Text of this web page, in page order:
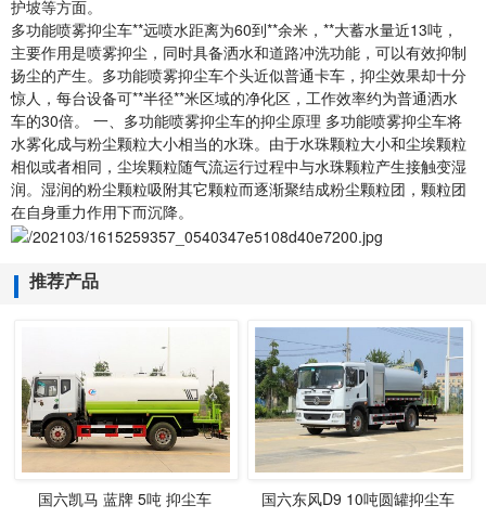
护坡等方面。
多功能喷雾抑尘车**远喷水距离为60到**余米，**大蓄水量近13吨，
主要作用是喷雾抑尘，同时具备洒水和道路冲洗功能，可以有效抑制
扬尘的产生。多功能喷雾抑尘车个头近似普通卡车，抑尘效果却十分
惊人，每台设备可**半径**米区域的净化区，工作效率约为普通洒水
车的30倍。 一、多功能喷雾抑尘车的抑尘原理 多功能喷雾抑尘车将
水雾化成与粉尘颗粒大小相当的水珠。由于水珠颗粒大小和尘埃颗粒
相似或者相同，尘埃颗粒随气流运行过程中与水珠颗粒产生接触变湿
润。湿润的粉尘颗粒吸附其它颗粒而逐渐聚结成粉尘颗粒团，颗粒团
在自身重力作用下而沉降。
推荐产品
国六凯马 蓝牌 5吨 抑尘车 国六东风D9 10吨圆罐抑尘车